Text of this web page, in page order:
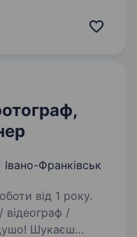
Івано-Франківськ
від 1 року.
/
Шукаєш